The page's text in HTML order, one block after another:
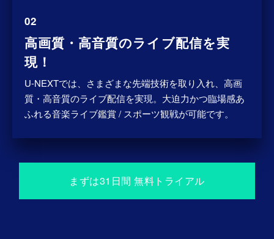
02
高画質・高音質のライブ配信を実
現！
U-NEXTでは、さまざまな先端技術を取り入れ、高画
質・高音質のライブ配信を実現。大迫力かつ臨場感あ
ふれる音楽ライブ鑑賞 / スポーツ観戦が可能です。
まずは31⽇間 無料トライアル